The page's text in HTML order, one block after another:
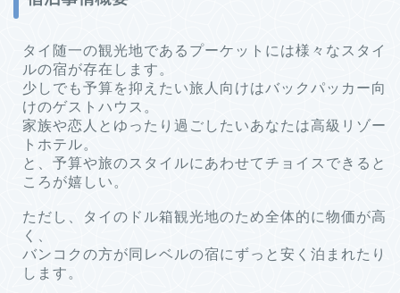
タイ随一の観光地であるプーケットには様々なスタイ
ルの宿が存在します。
少しでも予算を抑えたい旅人向けはバックパッカー向
けのゲストハウス。
家族や恋人とゆったり過ごしたいあなたは高級リゾー
トホテル。
と、予算や旅のスタイルにあわせてチョイスできると
ころが嬉しい。
ただし、タイのドル箱観光地のため全体的に物価が高
く、
バンコクの方が同レベルの宿にずっと安く泊まれたり
します。